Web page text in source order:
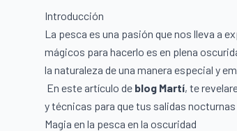
Introducción
La pesca es una pasión que nos lleva a
mágicos para hacerlo es en plena
la naturaleza de una manera especial y
En este artículo de blog Martí, te
y técnicas para que tus salidas nocturnas
Magia en la pesca en la oscuridad